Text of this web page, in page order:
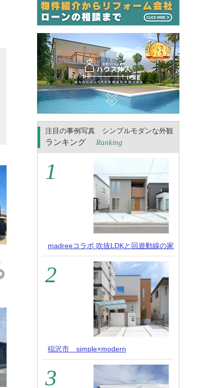
注目の事例写真 シンプルモダンな外観
ランキング Ranking
madreeコラボ 吹抜LDKと回遊動線の家
稲沢市 simple×modern